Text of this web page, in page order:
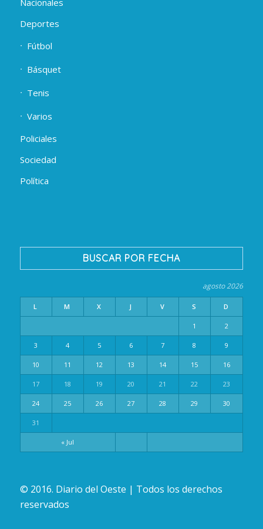
Nacionales
Deportes
Fútbol
Básquet
Tenis
Varios
Policiales
Sociedad
Política
BUSCAR POR FECHA
agosto 2026
L M X J V S D
« Jul
1 2
3 4 5 6 7 8 9
10 11 12 13 14 15 16
17 18 19 20 21 22 23
24 25 26 27 28 29 30
31
© 2016. Diario del Oeste | Todos los derechos
reservados